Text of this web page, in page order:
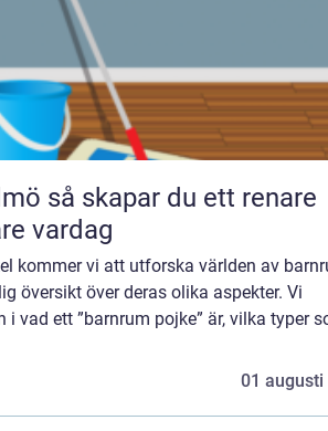
vardag
kommer vi att utforska världen av
översikt över deras olika aspekter. Vi
vad ett ”barnrum pojke” är, vilka typer
01 augusti